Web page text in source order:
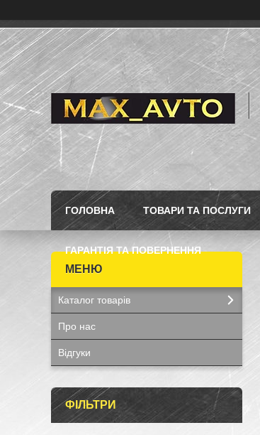
ГОЛОВНА ТОВАРИ ТА ПОСЛУГИ
ГАРАНТІЯ ТА ПОВЕРНЕННЯ
Каталог товарів
Про нас
Відгуки
ФІЛЬТРИ